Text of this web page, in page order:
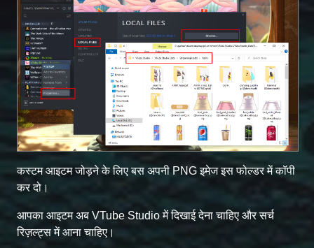
कस्टम आइटम जोड़ने के लिए बस अपनी PNG इमेज इस फोल्डर में कॉपी
कर दो।
आपका आइटम अब VTube Studio में दिखाई देना चाहिए और सर्च
रिज़ल्ट्स में आना चाहिए।